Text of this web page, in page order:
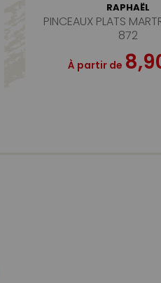
RAPHAËL
PINCEAUX PLATS
872
À partir de